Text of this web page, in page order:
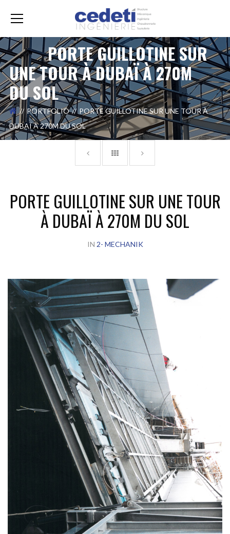
PORTE GUILLOTINE SUR
UNE TOUR À DUBAÏ À 270M
DU SOL
PORTFOLIO
PORTE GUILLOTINE SUR UNE TOUR À
DUBAÏ À 270M DU SOL
PORTE GUILLOTINE SUR UNE TOUR
À DUBAÏ À 270M DU SOL
IN 2- MECHANIK